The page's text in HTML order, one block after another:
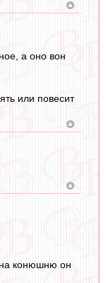
а оно вон
или повесит
на конюшню он